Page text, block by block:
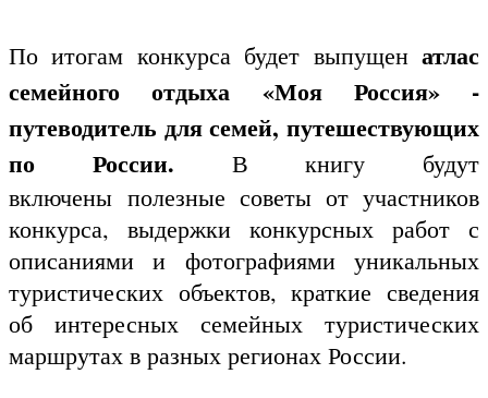
По итогам конкурса будет выпущенатлас
семейного отдыха «Моя Россия» -
путеводитель для семей, путешествующих
по России. В книгу будут
включены полезные советы от участников
конкурса, выдержки конкурсных работ с
описаниями и фотографиями уникальных
туристических объектов, краткие сведения
об интересных семейных туристических
маршрутах в разных регионах России.